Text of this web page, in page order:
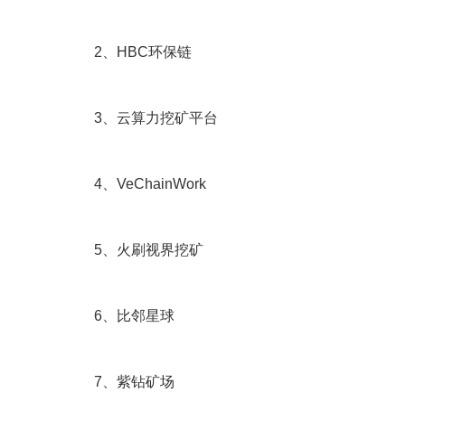
2、HBC环保链
3、云算力挖矿平台
4、VeChainWork
5、火刷视界挖矿
6、比邻星球
7、紫钻矿场